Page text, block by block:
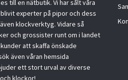
till en nätbutik. Vi har sålt våra
experter på pipor och dess
klockverktyg. Vidare så
och grossister runt om i landet
att skaffa önskade
även våran hemsida
ett stort urval av diverse
klockor!